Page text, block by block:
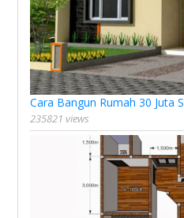
Cara Bangun Rumah 30 Juta
235821 views